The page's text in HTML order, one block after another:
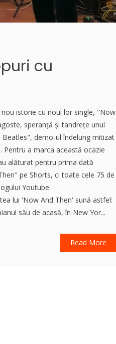
cu
istorie cu noul lor single, "Now
speranță și tandrețe unul
demo-ul îndelung mitizat
a marca această ocazie
alăturat pentru prima dată
pe Shorts, ci toate cele 75 de
Youtube.
lui 'Now And Then' sună astfel:
său de acasă, în New Yor...
Read More